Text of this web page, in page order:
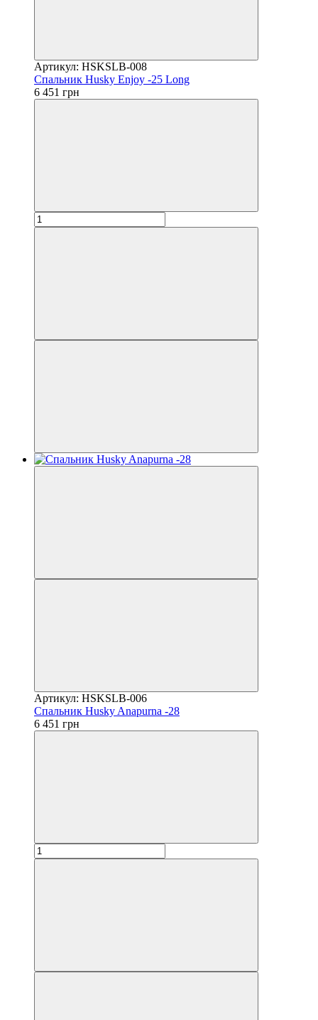
Артикул: HSKSLB-008
Спальник Husky Enjoy -25 Long
6 451 грн
Артикул: HSKSLB-006
Спальник Husky Anapurna -28
6 451 грн